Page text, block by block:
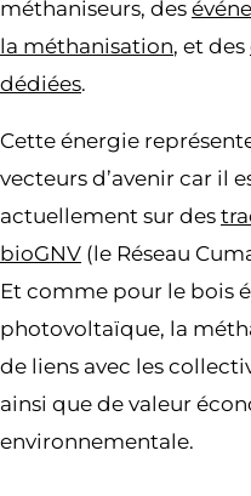
méthaniseurs, des
la méthanisation, et des
dédiées.
Cette énergie
vecteurs d’avenir car il
actuellement sur des
bioGNV (le Réseau
Et comme pour le bois
photovoltaïque, la
de liens avec les
ainsi que de valeur
environnementale.